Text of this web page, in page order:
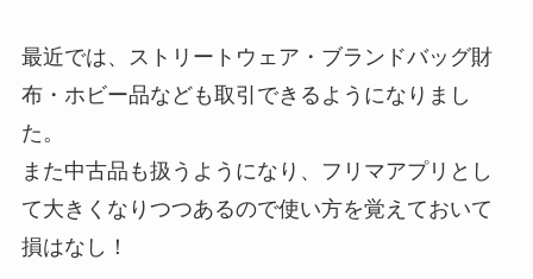
最近では、ストリートウェア・ブランドバッグ財
布・ホビー品なども取引できるようになりまし
た。
また中古品も扱うようになり、フリマアプリとし
て大きくなりつつあるので使い方を覚えておいて
損はなし！